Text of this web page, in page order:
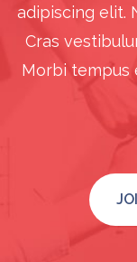
adipiscing elit.
Cras
Morbi tempus